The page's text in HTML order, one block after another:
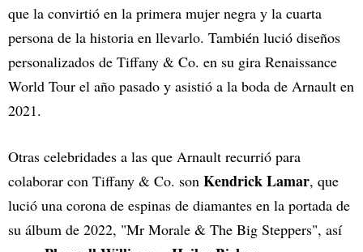
que la convirtió en la primera mujer negra y la cuarta
persona de la historia en llevarlo. También lució diseños
personalizados de Tiffany & Co. en su gira Renaissance
World Tour el año pasado y asistió a la boda de Arnault en
2021.
Otras celebridades a las que Arnault recurrió para
colaborar con Tiffany & Co. son Kendrick Lamar, que
lució una corona de espinas de diamantes en la portada de
su álbum de 2022, "Mr Morale & The Big Steppers", así